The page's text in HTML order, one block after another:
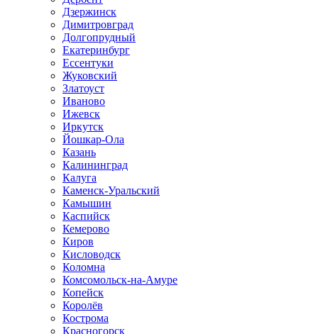
Дзержинск
Димитровград
Долгопрудный
Екатеринбург
Ессентуки
Жуковский
Златоуст
Иваново
Ижевск
Иркутск
Йошкар-Ола
Казань
Калининград
Калуга
Каменск-Уральский
Камышин
Каспийск
Кемерово
Киров
Кисловодск
Коломна
Комсомольск-на-Амуре
Копейск
Королёв
Кострома
Красногорск